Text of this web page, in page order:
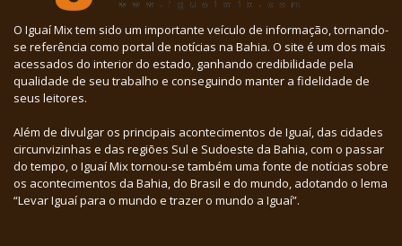
O Iguaí Mix tem sido um importante veículo de informação, tornando-
se referência como portal de notícias na Bahia. O site é um dos mais
acessados do interior do estado, ganhando credibilidade pela
qualidade de seu trabalho e conseguindo manter a fidelidade de
seus leitores.
Além de divulgar os principais acontecimentos de Iguaí, das cidades
circunvizinhas e das regiões Sul e Sudoeste da Bahia, com o passar
do tempo, o Iguaí Mix tornou-se também uma fonte de notícias sobre
os acontecimentos da Bahia, do Brasil e do mundo, adotando o lema
“Levar Iguaí para o mundo e trazer o mundo a Iguaí”.